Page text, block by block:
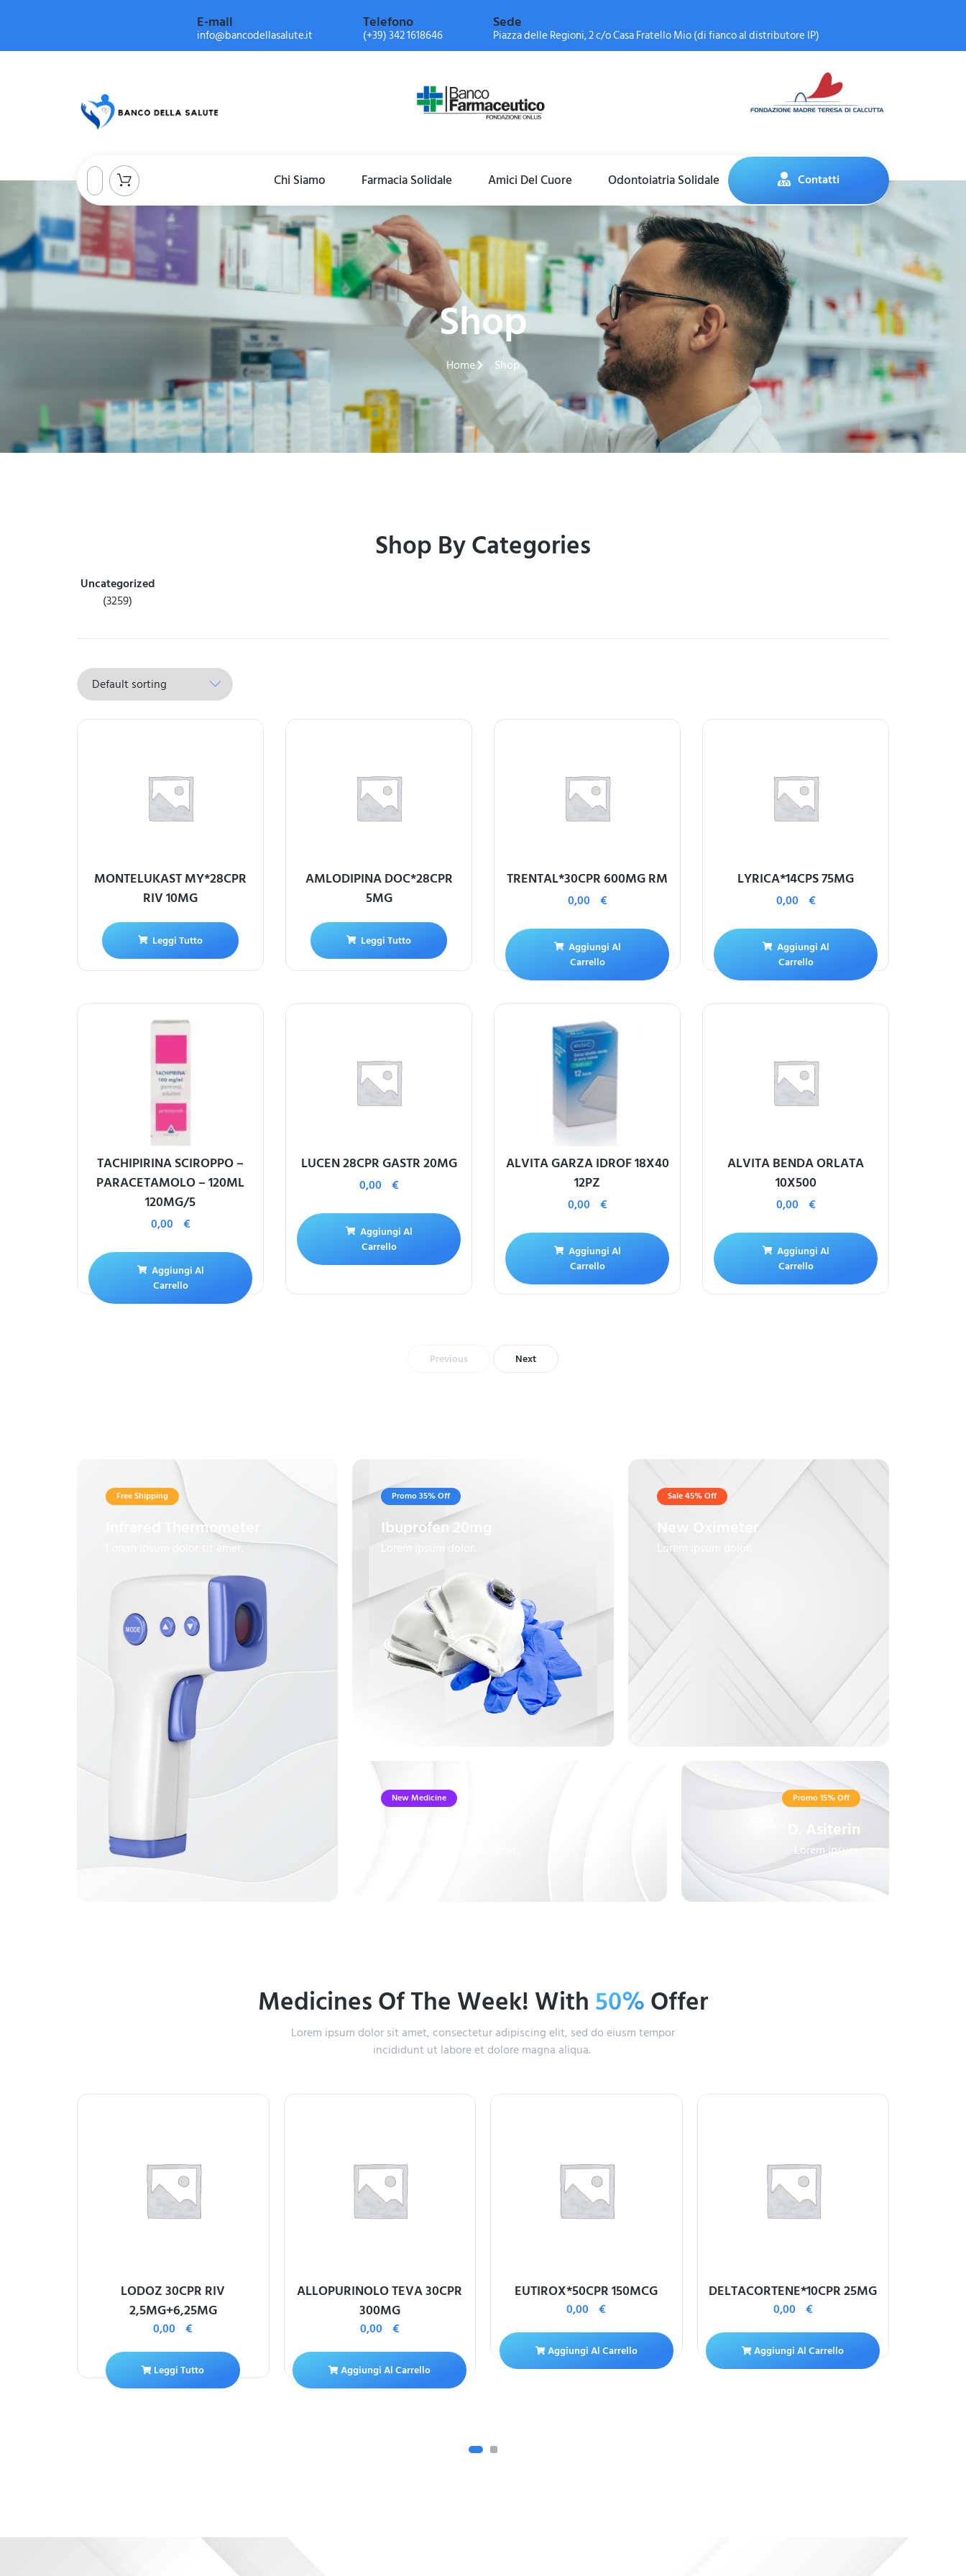
E-mail
info@bancodellasalute.it
Telefono
(+39) 342 1618646
Sede
Piazza delle Regioni, 2 c/o Casa Fratello Mio (di fianco al distributore IP)
Chi Siamo Farmacia Solidale Amici Del Cuore Odontoiatria Solidale Contatti
Shop
Home Shop
Shop By Categories
Uncategorized
(3259)
MONTELUKAST MY*28CPR
RIV 10MG
Leggi Tutto
AMLODIPINA DOC*28CPR
5MG
Leggi Tutto
TRENTAL*30CPR 600MG RM
0,00 €
Aggiungi Al
Carrello
LYRICA*14CPS 75MG
0,00 €
Aggiungi Al
Carrello
TACHIPIRINA SCIROPPO –
PARACETAMOLO – 120ML
120MG/5
0,00 €
Aggiungi Al
Carrello
LUCEN 28CPR GASTR 20MG
0,00 €
Aggiungi Al
Carrello
ALVITA GARZA IDROF 18X40
12PZ
0,00 €
Aggiungi Al
Carrello
ALVITA BENDA ORLATA
10X500
0,00 €
Aggiungi Al
Carrello
Previous Next
Free Shipping
Infrared Thermometer
Lorem ipsum dolor sit amet.
Promo 35% Off
Ibuprofen 20mg
Sale 45% Off
New Oximeter
Lorem ipsum dolor.
New Medicine Promo 15% Off
D. Asiterin
Lorem ipsum.
Medicines Of The Week! With50%Offer
Lorem ipsum dolor sit amet, consectetur adipiscing elit, sed do eiusm tempor
incididunt ut labore et dolore magna aliqua.
LODOZ 30CPR RIV
2,5MG+6,25MG
0,00€
Leggi Tutto
ALLOPURINOLO TEVA 30CPR
300MG
0,00 €
Aggiungi Al Carrello
EUTIROX*50CPR 150MCG
0,00€
Aggiungi Al Carrello
DELTACORTENE*10CPR 25MG
0,00 €
Aggiungi Al Carrello